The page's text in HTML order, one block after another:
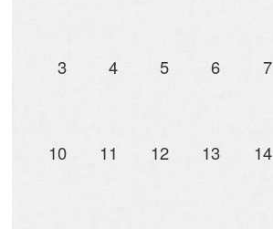
3 4 5 6 7
10 11 12 13 14